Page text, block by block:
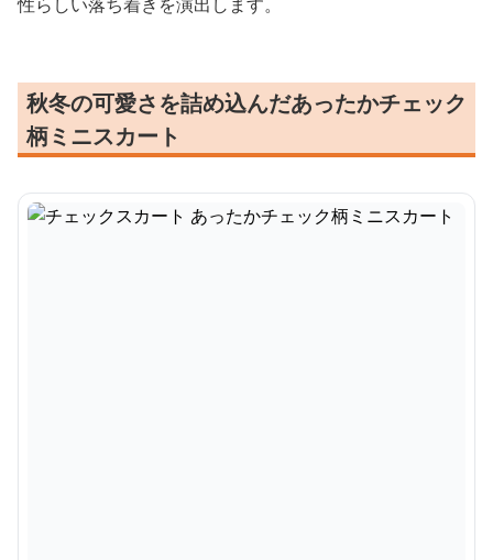
秋冬の可愛さを詰め込んだあったかチェック
柄ミニスカート